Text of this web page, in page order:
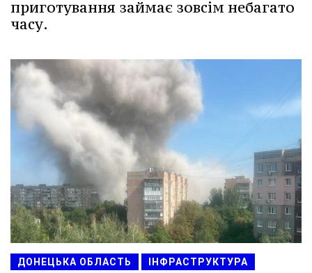
приготування займає зовсім небагато
часу.
ДОНЕЦЬКА ОБЛАСТЬ ІНФРАСТРУКТУРА